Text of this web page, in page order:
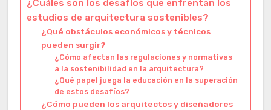
¿Cuáles son los desafíos que enfrentan los
estudios de arquitectura sostenibles?
¿Qué obstáculos económicos y técnicos
pueden surgir?
¿Cómo afectan las regulaciones y normativas
a la sostenibilidad en la arquitectura?
¿Qué papel juega la educación en la superación
de estos desafíos?
¿Cómo pueden los arquitectos y diseñadores